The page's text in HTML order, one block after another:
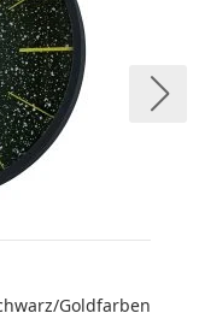
Goldfarben